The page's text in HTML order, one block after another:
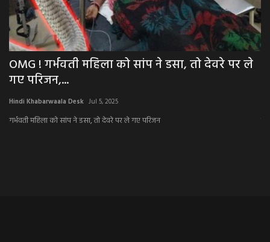
OMG ! गर्भवती महिला को सांप ने डसा, तो देवरे पर ले
गए परिजन,...
Hindi Khabarwaala Desk Jul 5, 2025
गर्भवती महिला को सांप ने डसा, तो देवरे पर ले गए परिजन